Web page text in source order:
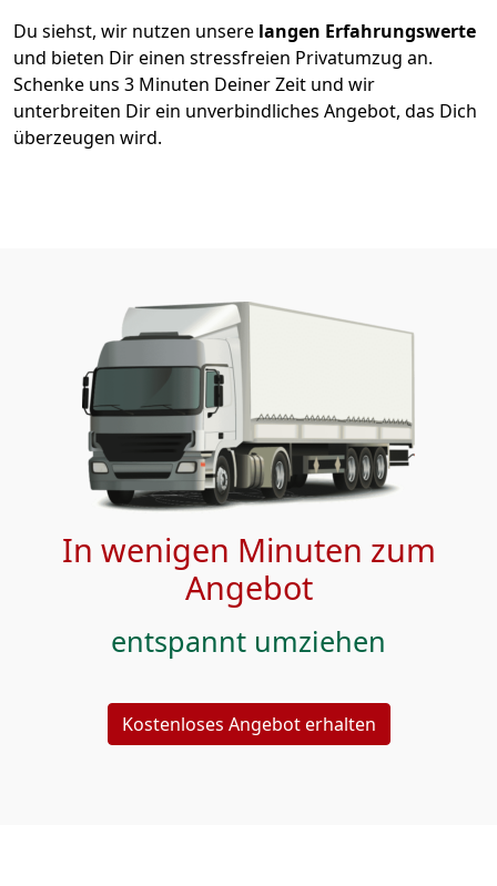
Du siehst, wir nutzen unsere langen Erfahrungswerte
und bieten Dir einen stressfreien Privatumzug an.
Schenke uns 3 Minuten Deiner Zeit und wir
unterbreiten Dir ein unverbindliches Angebot, das Dich
überzeugen wird.
In wenigen Minuten zum
Angebot
entspannt umziehen
Kostenloses Angebot erhalten